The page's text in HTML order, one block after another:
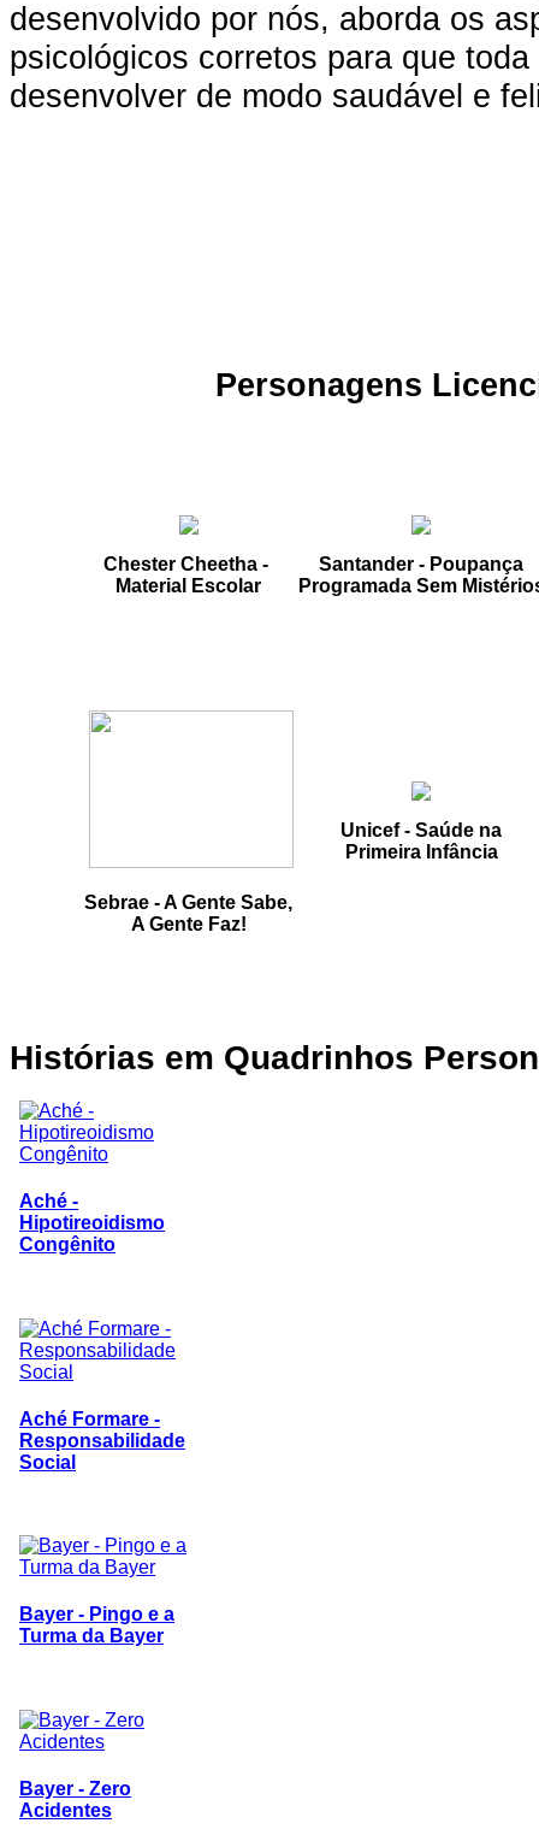
desenvolvido por nós, aborda os
psicológicos corretos para que
desenvolver de modo saudável e
Personagens
Chester Cheetha -
Material Escolar
Santander - Poupança
Programada Sem
Sebrae - A Gente Sabe,
A Gente Faz!
Unicef - Saúde na
Primeira Infância
Histórias em Quadrinhos
Aché -
Hipotireoidismo
Congênito
Aché Formare -
Responsabilidade
Social
Bayer - Pingo e a
Turma da Bayer
Bayer - Zero
Acidentes